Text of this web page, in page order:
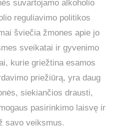
suvartojamo alkoholio
reguliavimo politikos
šviečia žmones apie jo
sveikatai ir gyvenimo
kurie griežtina esamos
priežiūrą, yra daug
siekiančios drausti,
pasirinkimo laisvę ir
savo veiksmus.